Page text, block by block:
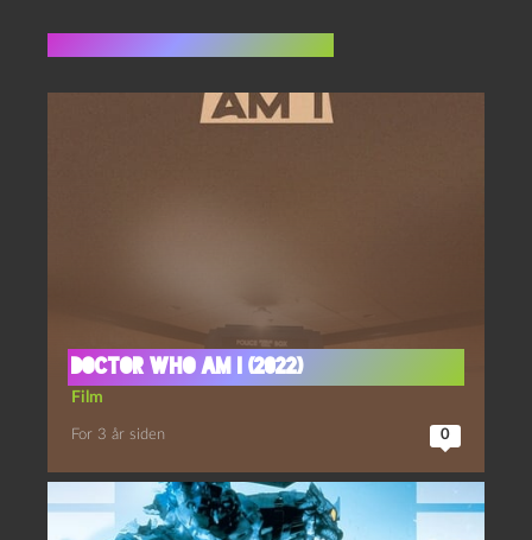
Doctor Who Am I (2022)
Film
For 3 år siden 0